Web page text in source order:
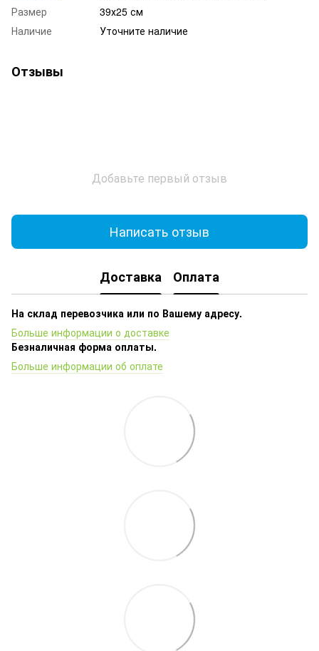
Размер
39х25 см
Наличие
Уточните наличие
Отзывы
Добавьте первый отзыв
Написать отзыв
Доставка Оплата
На склад перевозчика или по Вашему адресу.
Больше информации о доставке
Безналичная форма оплаты.
Больше информации об оплате